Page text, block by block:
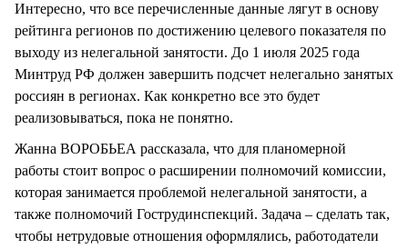
Интересно, что все перечисленные данные лягут в основу
рейтинга регионов по достижению целевого показателя по
выходу из нелегальной занятости. До 1 июля 2025 года
Минтруд РФ должен завершить подсчет нелегально занятых
россиян в регионах. Как конкретно все это будет
реализовываться, пока не понятно.
Жанна ВОРОБЬЕА рассказала, что для планомерной
работы стоит вопрос о расширении полномочий комиссии,
которая занимается проблемой нелегальной занятости, а
также полномочий Гострудинспекций. Задача – сделать так,
чтобы нетрудовые отношения оформлялись, работодатели